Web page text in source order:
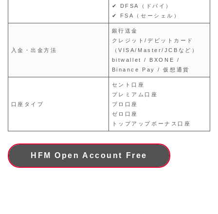
✔ DFSA（ドバイ）
✔ FSA（セーシェル）
入金・出金方法
銀行送金
クレジット/デビットカード
（VISA/Master/JCBなど）
bitwallet / BXONE /
Binance Pay / 仮想通貨
口座タイプ
セント口座
プレミアム口座
プロ口座
ゼロ口座
トップアップボーナス口座
HFM Open Account Free